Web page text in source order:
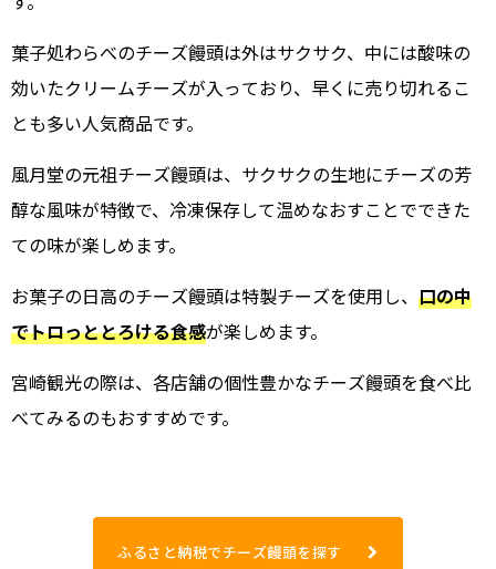
菓子処わらべのチーズ饅頭は外はサクサク、中には酸味の
効いたクリームチーズが入っており、早くに売り切れるこ
とも多い人気商品です。
風月堂の元祖チーズ饅頭は、サクサクの生地にチーズの芳
醇な風味が特徴で、冷凍保存して温めなおすことでできた
ての味が楽しめます。
お菓子の日高のチーズ饅頭は特製チーズを使用し、 口の中
でトロっととろける食感が楽しめます。
宮崎観光の際は、各店舗の個性豊かなチーズ饅頭を食べ比
べてみるのもおすすめです。
ふるさと納税でチーズ饅頭を探す